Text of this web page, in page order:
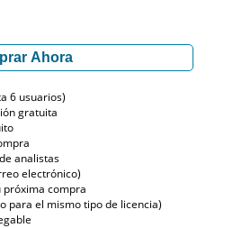
Ahora
6 usuarios)
gratuita
analistas
electrónico)
próxima compra
para el mismo tipo de licencia)